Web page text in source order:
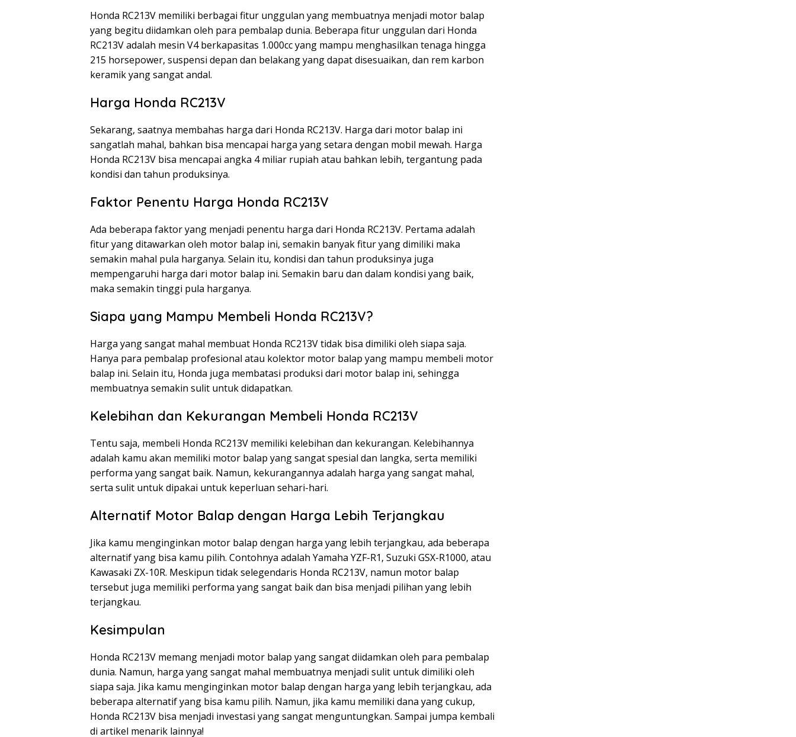
Honda RC213V memiliki berbagai fitur unggulan yang membuatnya menjadi motor balap
yang begitu diidamkan oleh para pembalap dunia. Beberapa fitur unggulan dari Honda
RC213V adalah mesin V4 berkapasitas 1.000cc yang mampu menghasilkan tenaga hingga
215 horsepower, suspensi depan dan belakang yang dapat disesuaikan, dan rem karbon
keramik yang sangat andal.
Harga Honda RC213V
Sekarang, saatnya membahas harga dari Honda RC213V. Harga dari motor balap ini
sangatlah mahal, bahkan bisa mencapai harga yang setara dengan mobil mewah. Harga
Honda RC213V bisa mencapai angka 4 miliar rupiah atau bahkan lebih, tergantung pada
kondisi dan tahun produksinya.
Faktor Penentu Harga Honda RC213V
Ada beberapa faktor yang menjadi penentu harga dari Honda RC213V. Pertama adalah
fitur yang ditawarkan oleh motor balap ini, semakin banyak fitur yang dimiliki maka
semakin mahal pula harganya. Selain itu, kondisi dan tahun produksinya juga
mempengaruhi harga dari motor balap ini. Semakin baru dan dalam kondisi yang baik,
maka semakin tinggi pula harganya.
Siapa yang Mampu Membeli Honda RC213V?
Harga yang sangat mahal membuat Honda RC213V tidak bisa dimiliki oleh siapa saja.
Hanya para pembalap profesional atau kolektor motor balap yang mampu membeli motor
balap ini. Selain itu, Honda juga membatasi produksi dari motor balap ini, sehingga
membuatnya semakin sulit untuk didapatkan.
Kelebihan dan Kekurangan Membeli Honda RC213V
Tentu saja, membeli Honda RC213V memiliki kelebihan dan kekurangan. Kelebihannya
adalah kamu akan memiliki motor balap yang sangat spesial dan langka, serta memiliki
performa yang sangat baik. Namun, kekurangannya adalah harga yang sangat mahal,
serta sulit untuk dipakai untuk keperluan sehari-hari.
Alternatif Motor Balap dengan Harga Lebih Terjangkau
Jika kamu menginginkan motor balap dengan harga yang lebih terjangkau, ada beberapa
alternatif yang bisa kamu pilih. Contohnya adalah Yamaha YZF-R1, Suzuki GSX-R1000, atau
Kawasaki ZX-10R. Meskipun tidak selegendaris Honda RC213V, namun motor balap
tersebut juga memiliki performa yang sangat baik dan bisa menjadi pilihan yang lebih
terjangkau.
Kesimpulan
Honda RC213V memang menjadi motor balap yang sangat diidamkan oleh para pembalap
dunia. Namun, harga yang sangat mahal membuatnya menjadi sulit untuk dimiliki oleh
siapa saja. Jika kamu menginginkan motor balap dengan harga yang lebih terjangkau, ada
beberapa alternatif yang bisa kamu pilih. Namun, jika kamu memiliki dana yang cukup,
Honda RC213V bisa menjadi investasi yang sangat menguntungkan. Sampai jumpa kembali
di artikel menarik lainnya!